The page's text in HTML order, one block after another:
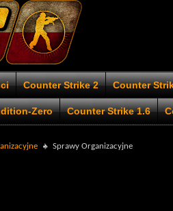
Counter Strike 2 Counter
Zero Counter Strike 1.6
Sprawy Organizacyjne